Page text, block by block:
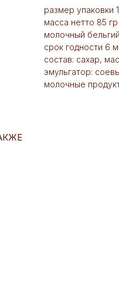
размер упаковки
масса нетто 85 гр
молочный
срок годности 6
состав: сахар,
эмульгатор:
молочные